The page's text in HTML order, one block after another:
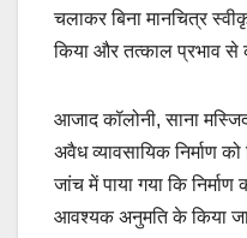
चलाकर बिना मानचित्र
किया और तत्काल प्रभाव से
आजाद कॉलोनी, साना
अवैध व्यावसायिक निर्माण
जांच में पाया गया कि निर्माण
आवश्यक अनुमति के किया जा